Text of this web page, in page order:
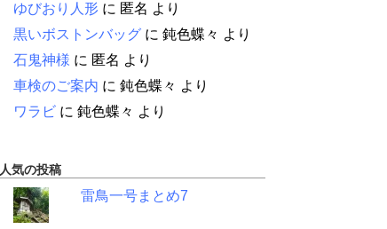
ゆびおり人形 に 匿名 より
黒いボストンバッグ に 鈍色蝶々 より
石鬼神様 に 匿名 より
車検のご案内 に 鈍色蝶々 より
ワラビ に 鈍色蝶々 より
人気の投稿
雷鳥一号まとめ7